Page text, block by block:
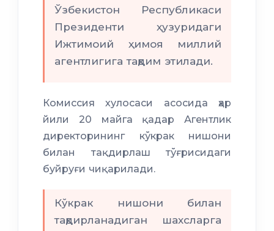
Ўзбекистон Республикаси
Президенти ҳузуридаги
Ижтимоий ҳимоя миллий
агентлигига тақдим этилади.
Комиссия хулосаси асосида ҳар
йили 20 майга қадар Агентлик
директорининг кўкрак нишони
билан тақдирлаш тўғрисидаги
буйруғи чиқарилади.
Кўкрак нишони билан
тақдирланадиган шахсларга